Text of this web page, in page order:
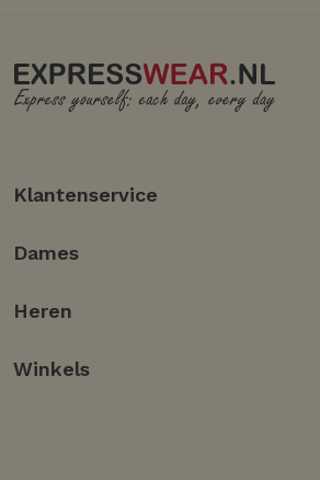
Klantenservice
Dames
Heren
Winkels